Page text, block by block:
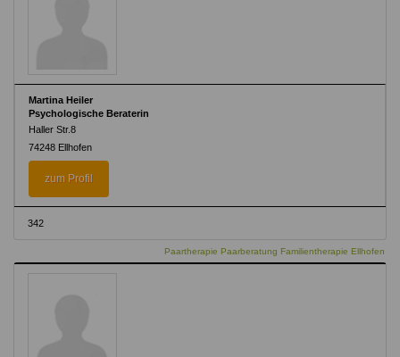
Martina Heiler
Psychologische Beraterin
Haller Str.8
74248 Ellhofen
zum Profil
342
Paartherapie Paarberatung Familientherapie Ellhofen